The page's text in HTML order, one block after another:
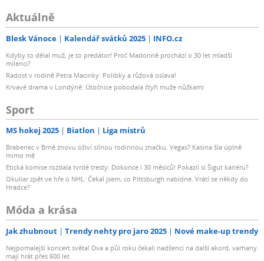
Aktuálně
Blesk Vánoce Kalendář svátků 2025 INFO.cz
Kdyby to dělal muž, je to predátor! Proč Madonně prochází o 30 let mladší
milenci?
Radost v rodině Petra Macinky: Polibky a růžová oslava!
Krvavé drama v Londýně: Útočnice pobodala čtyři muže nůžkami
Sport
MS hokej 2025 Biatlon Liga mistrů
Brabenec v Brně znovu oživí silnou rodinnou značku. Vegas? Kasina šla úplně
mimo mě
Etická komise rozdala tvrdé tresty: Dokonce i 30 měsíců! Pokazil si Šigut kariéru?
Okuliar zpět ve hře o NHL: Čekal jsem, co Pittsburgh nabídne. Vrátí se někdy do
Hradce?
Móda a krása
Jak zhubnout Trendy nehty pro jaro 2025 Nové make-up trendy
Nejpomalejší koncert světa! Dva a půl roku čekali nadšenci na další akord, varhany
mají hrát přes 600 let